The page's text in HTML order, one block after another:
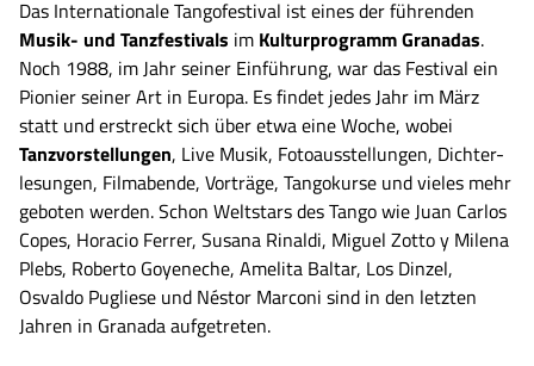
Das Internationale Tangofestival ist eines der führenden
Musik- und Tanzfestivals im KulturprogrammGranadas.
Noch 1988, im Jahr seiner Einführung, war das Festival ein
Pionier seiner Art in Europa. Es findet jedes Jahr im März
statt und erstreckt sich über etwa eine Woche, wobei
Tanzvorstellungen, Live Musik, Fotoausstellungen, Dichter-
lesungen, Filmabende, Vorträge, Tangokurse und vieles mehr
geboten werden. Schon Weltstars des Tango wie Juan Carlos
Copes, Horacio Ferrer, Susana Rinaldi, Miguel Zotto y Milena
Plebs, Roberto Goyeneche, Amelita Baltar, Los Dinzel,
Osvaldo Pugliese und Néstor Marconi sind in den letzten
Jahren in Granada aufgetreten.